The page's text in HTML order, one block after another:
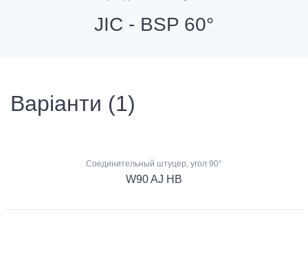
JIC - BSP 60°
Варіанти (1)
Соединительный штуцер, угол 90°
W90 AJ HB